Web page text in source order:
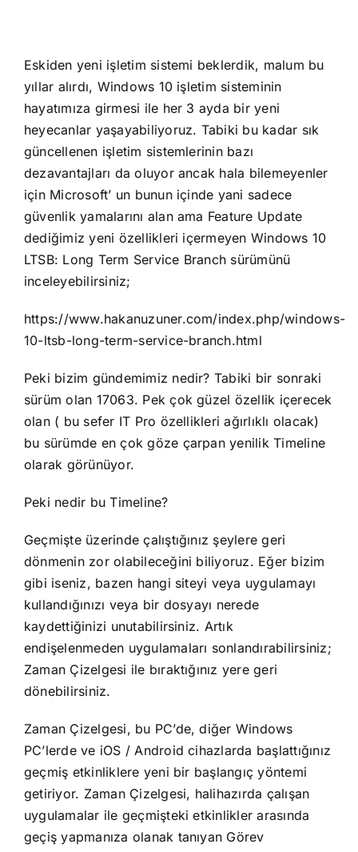
Eskiden yeni işletim sistemi beklerdik, malum bu
yıllar alırdı, Windows 10 işletim sisteminin
hayatımıza girmesi ile her 3 ayda bir yeni
heyecanlar yaşayabiliyoruz. Tabiki bu kadar sık
güncellenen işletim sistemlerinin bazı
dezavantajları da oluyor ancak hala bilemeyenler
için Microsoft’ un bunun içinde yani sadece
güvenlik yamalarını alan ama Feature Update
dediğimiz yeni özellikleri içermeyen Windows 10
LTSB: Long Term Service Branch sürümünü
inceleyebilirsiniz;
https://www.hakanuzuner.com/index.php/windows-
10-ltsb-long-term-service-branch.html
Peki bizim gündemimiz nedir? Tabiki bir sonraki
sürüm olan 17063. Pek çok güzel özellik içerecek
olan ( bu sefer IT Pro özellikleri ağırlıklı olacak)
bu sürümde en çok göze çarpan yenilik Timeline
olarak görünüyor.
Peki nedir bu Timeline?
Geçmişte üzerinde çalıştığınız şeylere geri
dönmenin zor olabileceğini biliyoruz. Eğer bizim
gibi iseniz, bazen hangi siteyi veya uygulamayı
kullandığınızı veya bir dosyayı nerede
kaydettiğinizi unutabilirsiniz. Artık
endişelenmeden uygulamaları sonlandırabilirsiniz;
Zaman Çizelgesi ile bıraktığınız yere geri
dönebilirsiniz.
Zaman Çizelgesi, bu PC’de, diğer Windows
PC’lerde ve iOS / Android cihazlarda başlattığınız
geçmiş etkinliklere yeni bir başlangıç yöntemi
getiriyor. Zaman Çizelgesi, halihazırda çalışan
uygulamalar ile geçmişteki etkinlikler arasında
geçiş yapmanıza olanak tanıyan Görev